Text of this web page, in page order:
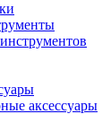
аксессуары